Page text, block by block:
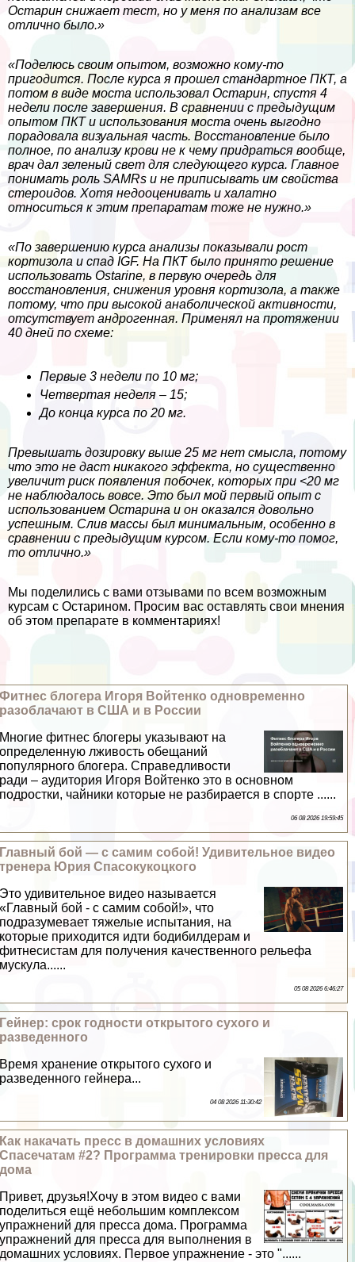
Остарин снижает тест, но у меня по анализам все
отлично было.»
«Поделюсь своим опытом, возможно кому-то
пригодится. После курса я прошел стандартное ПКТ, а
потом в виде моста использовал Остарин, спустя 4
недели после завершения. В сравнении с предыдущим
опытом ПКТ и использования моста очень выгодно
порадовала визуальная часть. Восстановление было
полное, по анализу крови не к чему придраться вообще,
врач дал зеленый свет для следующего курса. Главное
понимать роль SAMRs и не приписывать им свойства
стероидов. Хотя недооценивать и халатно
относиться к этим препаратам тоже не нужно.»
«По завершению курса анализы показывали рост
кортизола и спад IGF. На ПКТ было принято решение
использовать Ostarine, в первую очередь для
восстановления, снижения уровня кортизола, а также
потому, что при высокой анаболической активности,
отсутствует андрогенная. Применял на протяжении
40 дней по схеме:
Первые 3 недели по 10 мг;
Четвертая неделя – 15;
До конца курса по 20 мг.
Превышать дозировку выше 25 мг нет смысла, потому
что это не даст никакого эффекта, но существенно
увеличит риск появления побочек, которых при <20 мг
не наблюдалось вовсе. Это был мой первый опыт с
использованием Остарина и он оказался довольно
успешным. Слив массы был минимальным, особенно в
сравнении с предыдущим курсом. Если кому-то помог,
то отлично.»
Мы поделились с вами отзывами по всем возможным
курсам с Остарином. Просим вас оставлять свои мнения
об этом препарате в комментариях!
Фитнес блогера Игоря Войтенко одновременно
разоблачают в США и в России
Многие фитнес блогеры указывают на
определенную лживость обещаний
популярного блогера. Справедливости
ради – аудитория Игоря Войтенко это в основном
подростки, чайники которые не разбирается в спорте ......
06 08 2026 19:59:45
Главный бой — с самим собой! Удивительное видео
тренера Юрия Спасокукоцкого
Это удивительное видео называется
«Главный бой - с самим собой!», что
подразумевает тяжелые испытания, на
которые приходится идти бодибилдерам и
фитнесистам для получения качественного рельефа
мускула......
05 08 2026 6:46:27
Гeйнер: срок годности открытого сухого и
разведенного
Время хранение открытого сухого и
разведенного гeйнера...
04 08 2026 11:30:42
Как накачать пресс в домашних условиях
Спасечатам #2? Программа тренировки пресса для
дома
Привет, друзья!Хочу в этом видео с вами
поделиться ещё небольшим комплексом
упражнений для пресса дома. Программа
упражнений для пресса для выполнения в
домашних условиях. Первое упражнение - это "......